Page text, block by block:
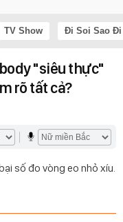
TV Show Đi Soi Sao Đi
"siêu thực"
rõ tất cả?
số đo vòng eo nhỏ xíu.